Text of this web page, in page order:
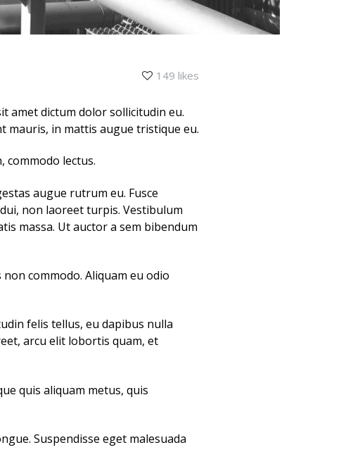
149 likes
amet dictum dolor sollicitudin eu.
mauris, in mattis augue tristique eu.
commodo lectus.
augue rutrum eu. Fusce
non laoreet turpis. Vestibulum
massa. Ut auctor a sem bibendum
commodo. Aliquam eu odio
felis tellus, eu dapibus nulla
arcu elit lobortis quam, et
quis aliquam metus, quis
Suspendisse eget malesuada